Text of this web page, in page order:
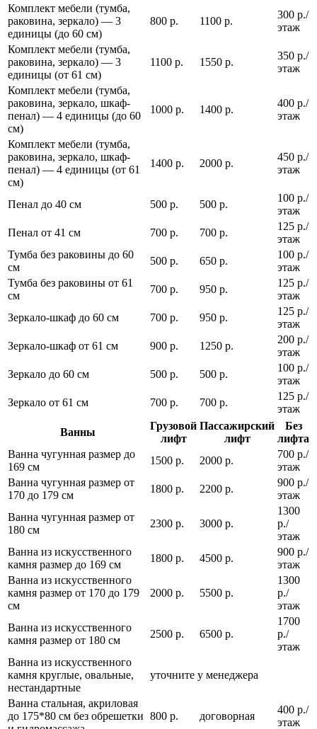
Комплект мебели (тумба,
раковина, зеркало) — 3
единицы (до 60 см)
800 р. 1100 р.
300 р./
этаж
Комплект мебели (тумба,
раковина, зеркало) — 3
единицы (от 61 см)
1100 р. 1550 р.
350 р./
этаж
Комплект мебели (тумба,
раковина, зеркало, шкаф-
пенал) — 4 единицы (до 60
см)
1000 р. 1400 р.
400 р./
этаж
Комплект мебели (тумба,
раковина, зеркало, шкаф-
пенал) — 4 единицы (от 61
см)
1400 р. 2000 р.
450 р./
этаж
Пенал до 40 см 500 р. 500 р.
100 р./
этаж
Пенал от 41 см
700 р. 700 р.
125 р./
этаж
Тумба без раковины до 60
см
500 р. 650 р.
100 р./
этаж
Тумба без раковины от 61
см
700 р. 950 р.
125 р./
этаж
Зеркало-шкаф до 60 см
700 р. 950 р.
125 р./
этаж
Зеркало-шкаф от 61 см
900 р. 1250 р.
200 р./
этаж
Зеркало до 60 см
500 р. 500 р.
100 р./
этаж
Зеркало от 61 см
700 р. 700 р.
125 р./
этаж
Ванны
Грузовой
лифт
Пассажирский
лифт
Без
лифта
Ванна чугунная размер до
169 см
1500 р. 2000 р.
700 р./
этаж
Ванна чугунная размер от
170 до 179 см
1800 р. 2200 р.
900 р./
этаж
Ванна чугунная размер от
180 см
2300 р. 3000 р.
1300
р./
этаж
Ванна из искусственного
камня размер до 169 см
1800 р. 4500 р.
900 р./
этаж
Ванна из искусственного
камня размер от 170 до 179
см
2000 р. 5500 р.
1300
р./
этаж
Ванна из искусственного
камня размер от 180 см
2500 р. 6500 р.
1700
р./
этаж
Ванна из искусственного
камня круглые, овальные,
нестандартные
уточните у менеджера
Ванна стальная, акриловая
до 175*80 см без обрешетки 800 р. договорная
400 р./
этаж